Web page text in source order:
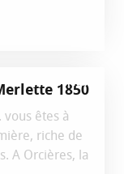
1850
vous êtes à
riche de
A Orcières, la
Réservable